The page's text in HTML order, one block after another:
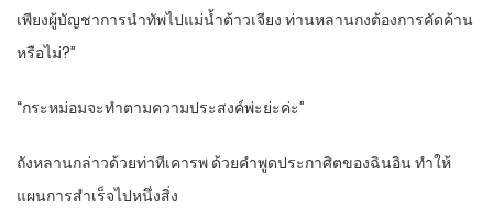
เพียงผู้บัญชาการนำทัพไปแม่น้ำต้าวเจียง ท่านหลานกงต้องการคัดค้าน
หรือไม่?”
“กระหม่อมจะทำตามความประสงค์พ่ะย่ะค่ะ”
ถังหลานกล่าวด้วยท่าทีเคารพ ด้วยคำพูดประกาศิตของฉินอิน ทำให้
แผนการสำเร็จไปหนึ่งสิ่ง